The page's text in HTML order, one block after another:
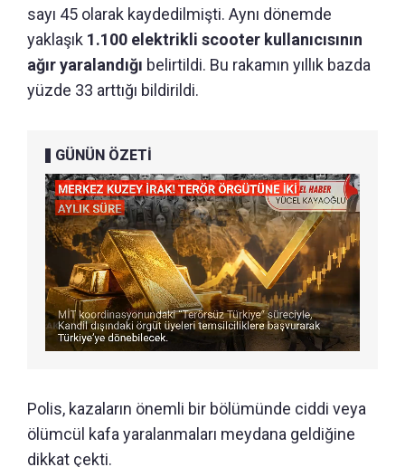
sayı 45 olarak kaydedilmişti. Aynı dönemde
yaklaşık 1.100 elektrikli scooter kullanıcısının
ağır yaralandığı belirtildi. Bu rakamın yıllık bazda
yüzde 33 arttığı bildirildi.
GÜNÜN ÖZETİ
Polis, kazaların önemli bir bölümünde ciddi veya
ölümcül kafa yaralanmaları meydana geldiğine
dikkat çekti.